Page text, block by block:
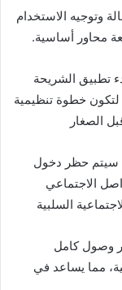
وتوجيه الاستخدام
محاور أساسية.
تطبيق الشريحة
لتكون خطوة تنظيمية
الصغار
سيتم حظر دخول
التواصل الاجتماعي
السلبية
وصول كامل
مما يساعد في